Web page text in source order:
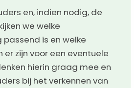
en, indien nodig, de
we welke
is en welke
er zijn voor een eventuele
hierin graag mee en
bij het verkennen van